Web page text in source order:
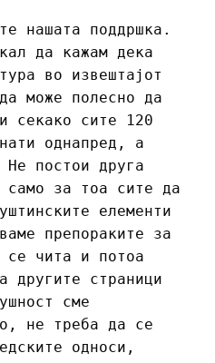
нашата поддршка.
да кажам дека
во извештајот
може полесно да
секако сите 120
однапред, а
постои друга
само за тоа сите да
елементи
препораките за
се чита и потоа
другите страници
сме
не треба да се
односи,